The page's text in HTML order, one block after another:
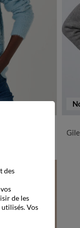
des
de les
Vos